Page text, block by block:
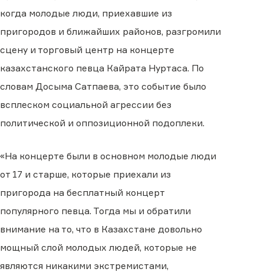
когда молодые люди, приехавшие из
пригородов и ближайших районов, разгромили
сцену и торговый центр на концерте
казахстанского певца Кайрата Нуртаса. По
словам Досыма Сатпаева, это событие было
всплеском социальной агрессии без
политической и оппозиционной подоплеки.
«На концерте были в основном молодые люди
от 17 и старше, которые приехали из
пригорода на бесплатный концерт
популярного певца. Тогда мы и обратили
внимание на то, что в Казахстане довольно
мощный слой молодых людей, которые не
являются никакими экстремистами,